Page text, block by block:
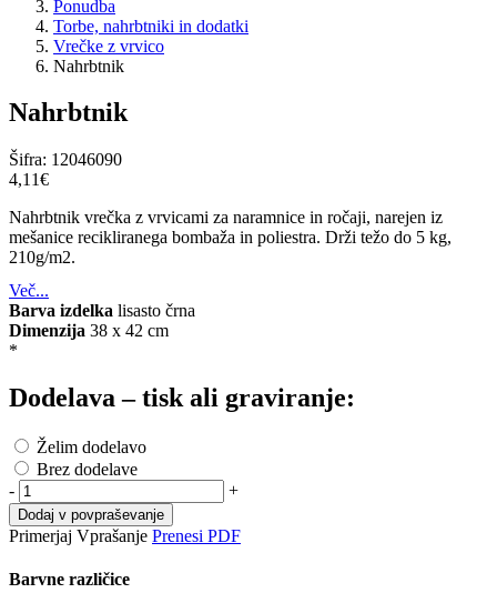
Ponudba
Torbe, nahrbtniki in dodatki
Vrečke z vrvico
Nahrbtnik
Nahrbtnik
Šifra: 12046090
4,11‎€
Nahrbtnik vrečka z vrvicami za naramnice in ročaji, narejen iz
mešanice recikliranega bombaža in poliestra. Drži težo do 5 kg,
210g/m2.
Več...
Barva izdelka lisasto črna
Dimenzija 38 x 42 cm
*
Dodelava – tisk ali graviranje:
Želim dodelavo
Brez dodelave
-
+
Dodaj v povpraševanje
Primerjaj Vprašanje Prenesi PDF
Barvne različice